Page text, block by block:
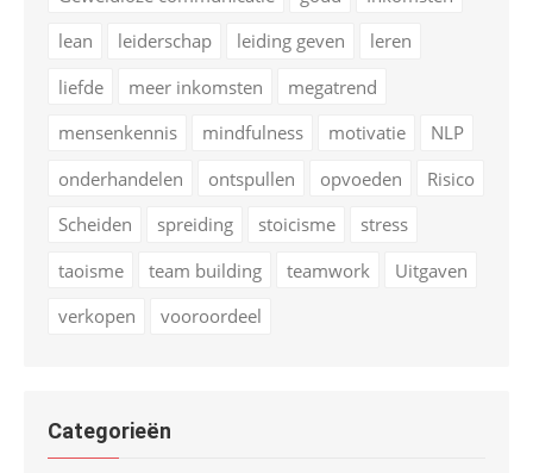
lean
leiderschap leiding geven
leren
liefde
meer inkomsten
megatrend
mensenkennis
mindfulness motivatie
NLP
onderhandelen
ontspullen opvoeden
Risico
Scheiden
spreiding stoicisme
stress
taoisme
team building teamwork
Uitgaven
verkopen
vooroordeel
Categorieën